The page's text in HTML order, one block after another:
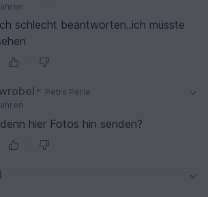
schlecht beantworten..ich müsste
Petra Perle
hier Fotos hin senden?